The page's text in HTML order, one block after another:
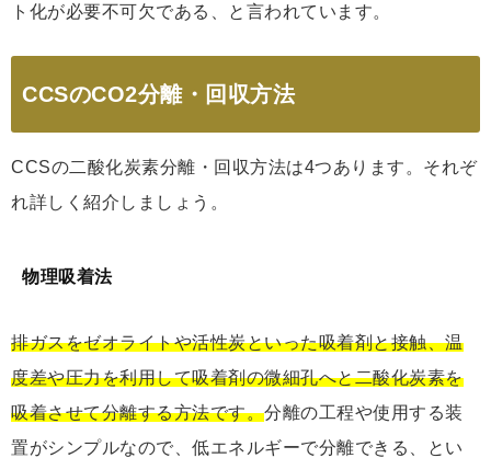
ト化が必要不可欠である、と言われています。
CCSのCO2分離・回収方法
CCSの二酸化炭素分離・回収方法は4つあります。それぞ
れ詳しく紹介しましょう。
物理吸着法
排ガスをゼオライトや活性炭といった吸着剤と接触、温
度差や圧力を利用して吸着剤の微細孔へと二酸化炭素を
吸着させて分離する方法です。分離の工程や使用する装
置がシンプルなので、低エネルギーで分離できる、とい